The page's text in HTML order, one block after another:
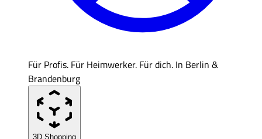
Für Profis. Für Heimwerker. Für dich. In Berlin &
Brandenburg
3D Shopping